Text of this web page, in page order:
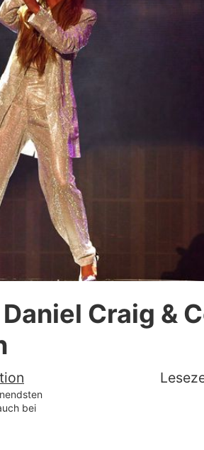
Familie & Liebe
Exklusiv
auf Promiflash
Jobs
runterladen
Team
Richtlinien
Impressum
Utiq verwalten
Craig &
bei